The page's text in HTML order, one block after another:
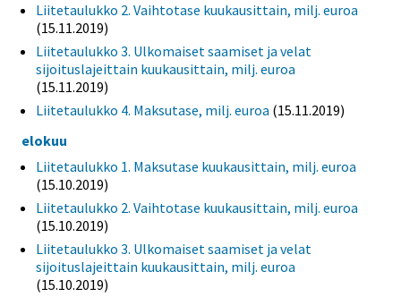
Liitetaulukko 2. Vaihtotase kuukausittain, milj. euroa
(15.11.2019)
Liitetaulukko 3. Ulkomaiset saamiset ja velat
sijoituslajeittain kuukausittain, milj. euroa
(15.11.2019)
Liitetaulukko 4. Maksutase, milj. euroa (15.11.2019)
elokuu
Liitetaulukko 1. Maksutase kuukausittain, milj. euroa
(15.10.2019)
Liitetaulukko 2. Vaihtotase kuukausittain, milj. euroa
(15.10.2019)
Liitetaulukko 3. Ulkomaiset saamiset ja velat
sijoituslajeittain kuukausittain, milj. euroa
(15.10.2019)